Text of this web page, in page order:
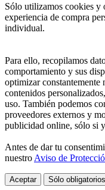
Sólo utilizamos cookies y
experiencia de compra
individual.
Para ello, recopilamos
comportamiento y sus
optimizar
contenidos
uso. También podemos
proveedores externos y
publicidad online, sólo si
Antes de dar tu
nuestro Aviso de
Aceptar Sólo obligatorios